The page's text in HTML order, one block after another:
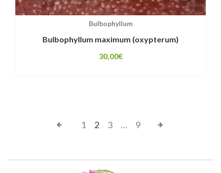
Bulbophyllum
Bulbophyllum maximum (oxypterum)
30,00€
1 2 3 … 9